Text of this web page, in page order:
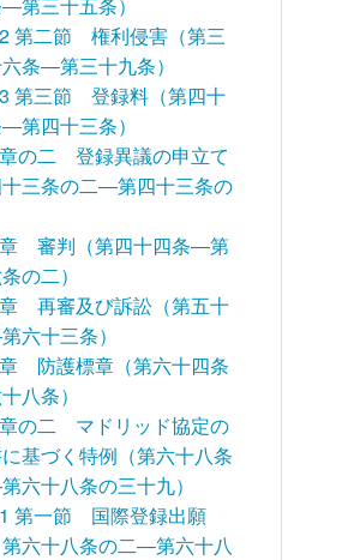
第二節 権利侵害（第三
条―第三十九条）
第三節 登録料（第四十
第四十三条）
の二 登録異議の申立て
十三条の二―第四十三条の
審判（第四十四条―第
の二）
再審及び訴訟（第五十
六十三条）
防護標章（第六十四条
八条）
の二 マドリッド協定の
基づく特例（第六十八条
六十八条の三十九）
第一節 国際登録出願
第六十八条の二―第六十八